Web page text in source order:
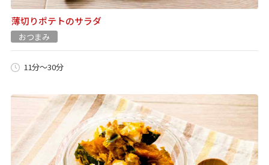
薄切りポテトのサラダ
おつまみ
11分～30分